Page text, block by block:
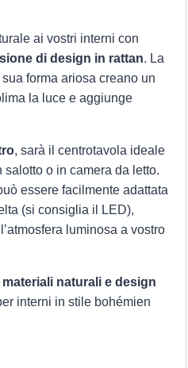
ai vostri interni con
di design in rattan. La
forma ariosa creano un
la luce e aggiunge
, sarà il centrotavola ideale
o in camera da letto.
essere facilmente adattata
(si consiglia il LED),
luminosa a vostro
materiali naturali e design
interni in stile bohémien